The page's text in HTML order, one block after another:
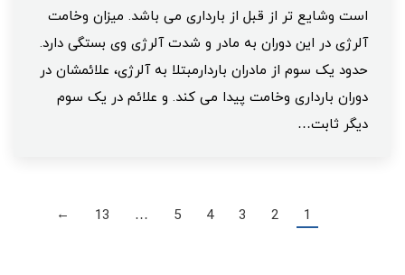
است وشایع تر از قبل از بارداری می باشد. میزان وخامت
آلرژی در این دوران به مادر و شدت آلرژی وی بستگی دارد.
حدود یک سوم از مادران باردارمبتلا به آلرژی، علائمشان در
دوران بارداری وخامت پیدا می کند. و علائم در یک سوم
دیگر ثابت…
1
2
3
4
5
…
13
→